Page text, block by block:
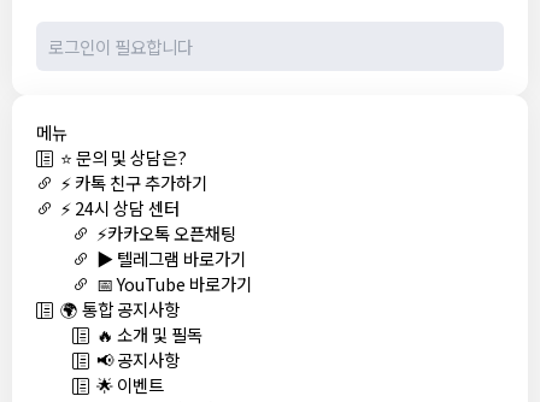
메뉴
⭐ 문의 및 상담은?
⚡ 카톡 친구 추가하기
⚡ 24시 상담 센터
⚡카카오톡 오픈채팅
▶️ 텔레그램 바로가기
📅 YouTube 바로가기
🌍 통합 공지사항
🔥 소개 및 필독
📢 공지사항
🌟 이벤트